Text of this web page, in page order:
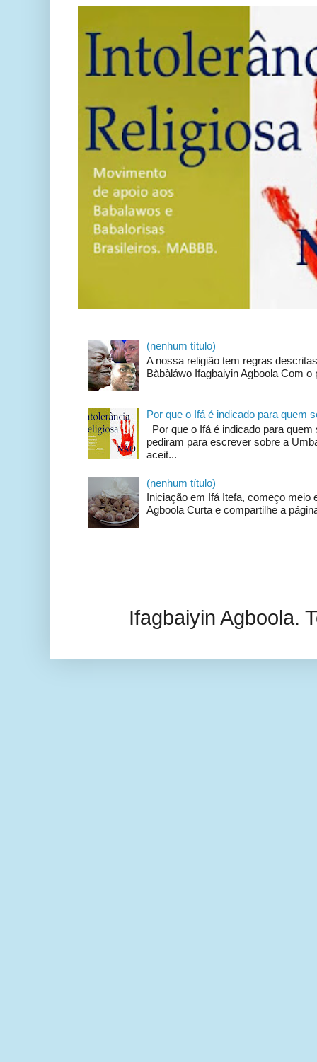
(nenhum título)
A nossa religião tem regras
Bàbàláwo Ifagbaiyin Agboola Com
Por que o Ifá é indicado para quem
Por que o Ifá é indicado para
pediram para escrever sobre a
aceit...
(nenhum título)
Iniciação em Ifá Itefa, começo meio
Agboola Curta e compartilhe a
Ifagbaiyin Agboola.